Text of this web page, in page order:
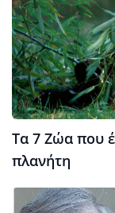
Τα 7 Ζώα που
πλανήτη